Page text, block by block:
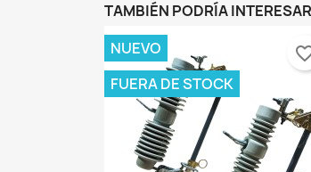
TAMBIÉN PODRÍA
NUEVO
FUERA DE STOCK